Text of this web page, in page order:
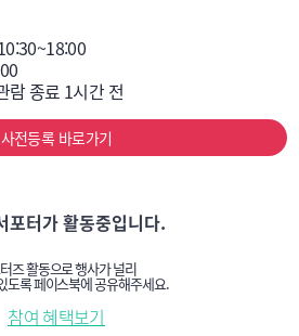
람 종료 1시간 전
사전등록 바로가기
포터가 활동중입니다.
즈 활동으로 행사가 널리
도록 페이스북에 공유해주세요.
참여 혜택보기